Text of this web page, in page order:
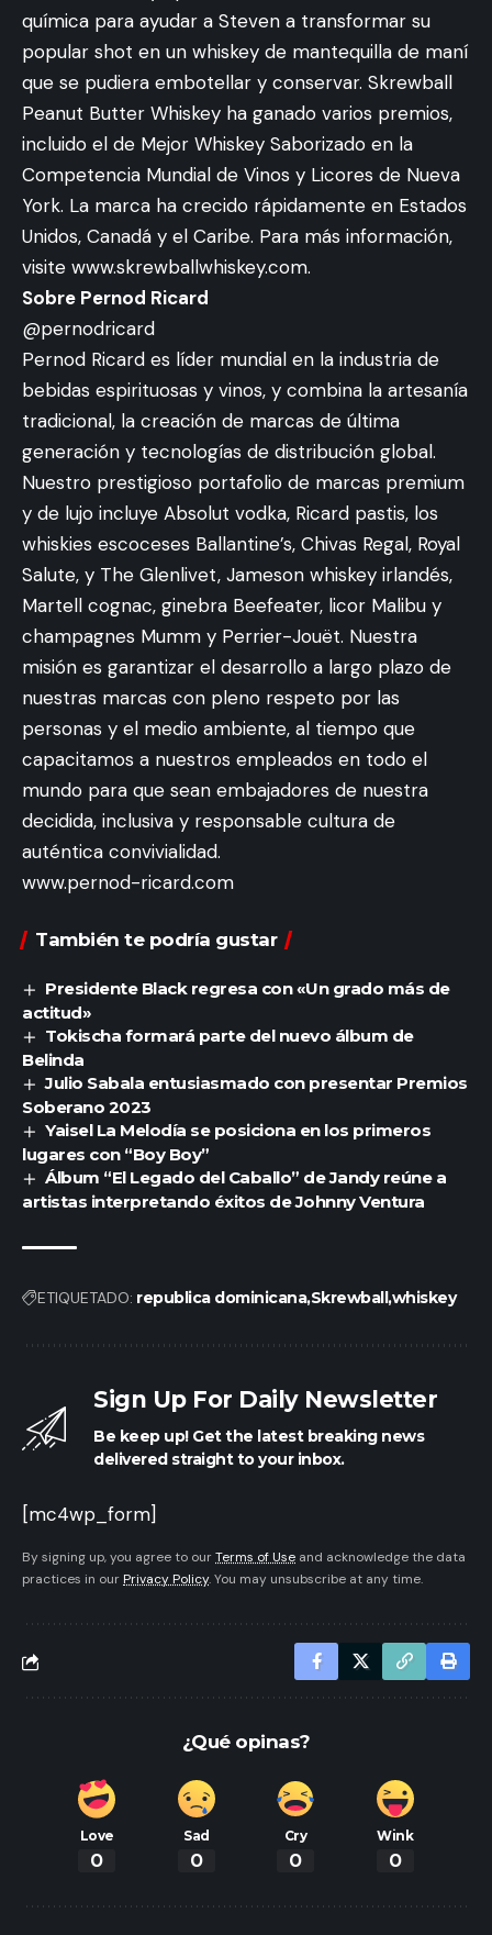
química para ayudar a Steven a transformar su
popular shot en un whiskey de mantequilla de maní
que se pudiera embotellar y conservar. Skrewball
Peanut Butter Whiskey ha ganado varios premios,
incluido el de Mejor Whiskey Saborizado en la
Competencia Mundial de Vinos y Licores de Nueva
York. La marca ha crecido rápidamente en Estados
Unidos, Canadá y el Caribe. Para más información,
visite www.skrewballwhiskey.com.
Sobre Pernod Ricard
@pernodricard
Pernod Ricard es líder mundial en la industria de
bebidas espirituosas y vinos, y combina la artesanía
tradicional, la creación de marcas de última
generación y tecnologías de distribución global.
Nuestro prestigioso portafolio de marcas premium
y de lujo incluye Absolut vodka, Ricard pastis, los
whiskies escoceses Ballantine’s, Chivas Regal, Royal
Salute, y The Glenlivet, Jameson whiskey irlandés,
Martell cognac, ginebra Beefeater, licor Malibu y
champagnes Mumm y Perrier-Jouët. Nuestra
misión es garantizar el desarrollo a largo plazo de
nuestras marcas con pleno respeto por las
personas y el medio ambiente, al tiempo que
capacitamos a nuestros empleados en todo el
mundo para que sean embajadores de nuestra
decidida, inclusiva y responsable cultura de
auténtica convivialidad.
www.pernod-ricard.com
También te podría gustar
Presidente Black regresa con «Un grado más de
actitud»
Tokischa formará parte del nuevo álbum de
Belinda
Julio Sabala entusiasmado con presentar Premios
Soberano 2023
Yaisel La Melodía se posiciona en los primeros
lugares con “Boy Boy”
Álbum “El Legado del Caballo” de Jandy reúne a
artistas interpretando éxitos de Johnny Ventura
ETIQUETADO: republica dominicanaSkrewballwhiskey
Sign Up For Daily Newsletter
Be keep up! Get the latest breaking news
delivered straight to your inbox.
[mc4wp_form]
By signing up, you agree to ourTerms of Use and acknowledge the data
practices in our Privacy Policy. You may unsubscribe at any time.
¿Qué opinas?
Love
0
Sad
0
Cry
0
Wink
0